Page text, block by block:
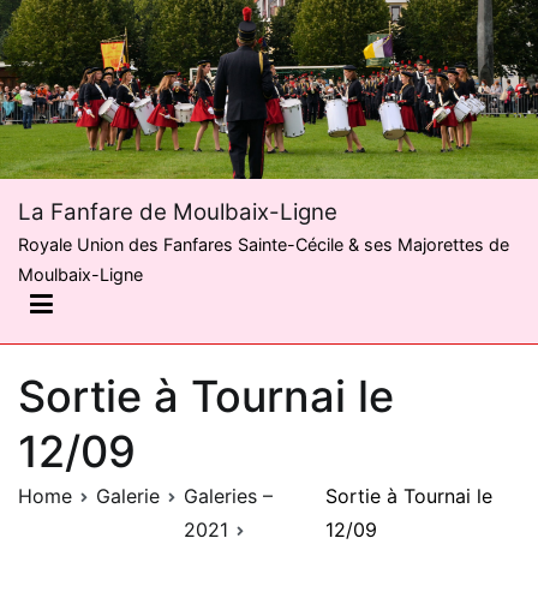
Skip
to
content
La Fanfare de Moulbaix-Ligne
Royale Union des Fanfares Sainte-Cécile & ses Majorettes de
Moulbaix-Ligne
Sortie à Tournai le
12/09
Home Galerie
Galeries –
2021
Sortie à Tournai le
12/09